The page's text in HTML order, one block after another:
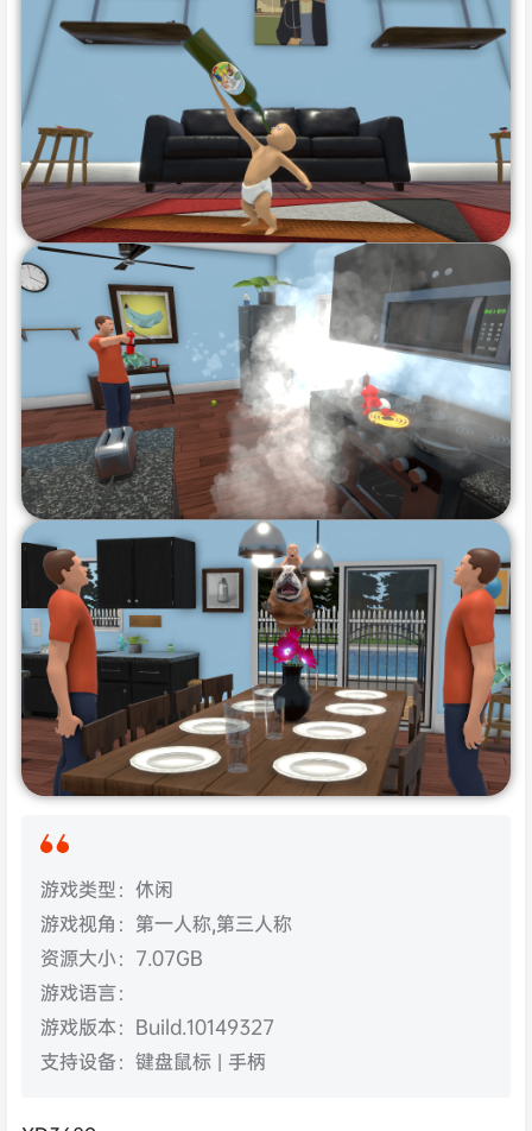
游戏类型：休闲
游戏视角：第一人称,第三人称
资源大小：7.07GB
游戏语言：
游戏版本：Build.10149327
支持设备：键盘鼠标 | 手柄